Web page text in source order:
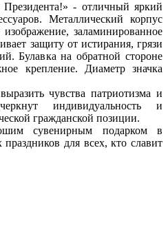
- отличный яркий
Металлический корпус
изображение, заламинированное
защиту от истирания, грязи
Булавка на обратной стороне
крепление. Диаметр значка
чувства патриотизма и
индивидуальность и
гражданской позиции.
сувенирным подарком в
для всех, кто славит